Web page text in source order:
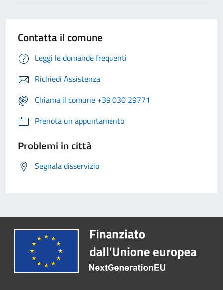
Contatta il comune
Leggi le domande frequenti
Richiedi Assistenza
Chiama il comune +39 030 29771
Prenota un appuntamento
Problemi in città
Segnala disservizio